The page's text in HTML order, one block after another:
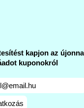
kapjon az
kuponokról